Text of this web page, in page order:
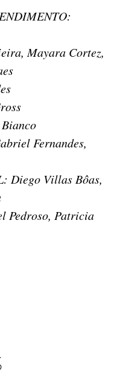
Mayara Cortez,
Fernandes,
Diego Villas Bôas,
Pedroso, Patricia